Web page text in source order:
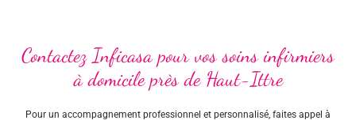
Contactez Inficasa pour vos soins infirmiers
à domicile près de Haut-Ittre
Pour un accompagnement professionnel et personnalisé, faites appel à